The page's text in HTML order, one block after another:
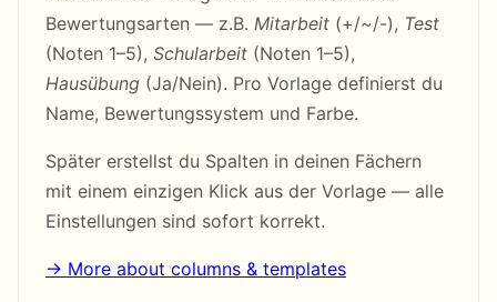
Bewertungsarten — z.B. Mitarbeit (+/~/-), Test
(Noten 1–5), Schularbeit (Noten 1–5),
Hausübung (Ja/Nein). Pro Vorlage definierst du
Name, Bewertungssystem und Farbe.
Später erstellst du Spalten in deinen Fächern
mit einem einzigen Klick aus der Vorlage — alle
Einstellungen sind sofort korrekt.
→ More about columns & templates